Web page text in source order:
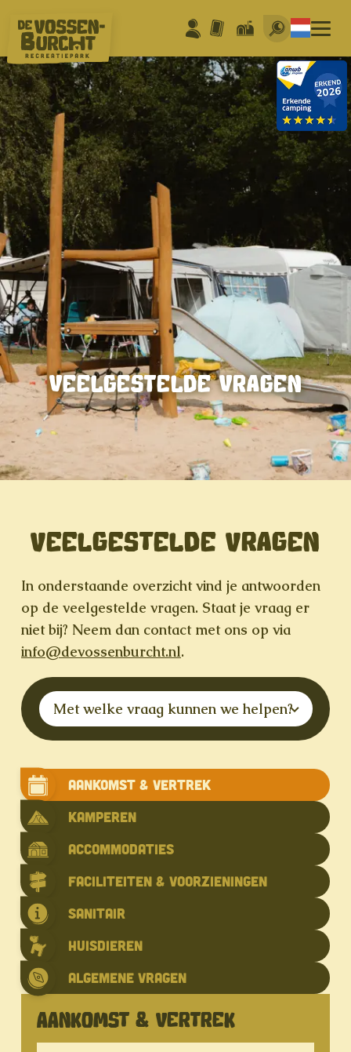
VEELGESTELDE VRAGEN
VEELGESTELDE VRAGEN
In onderstaande overzicht vind je antwoorden
op de veelgestelde vragen. Staat je vraag er
niet bij? Neem dan contact met ons op via
info@devossenburcht.nl.
Met welke vraag kunnen we helpen?
Aankomst & Vertrek
Kamperen
Accommodaties
Faciliteiten & voorzieningen
Sanitair
Huisdieren
Algemene vragen
AANKOMST & VERTREK